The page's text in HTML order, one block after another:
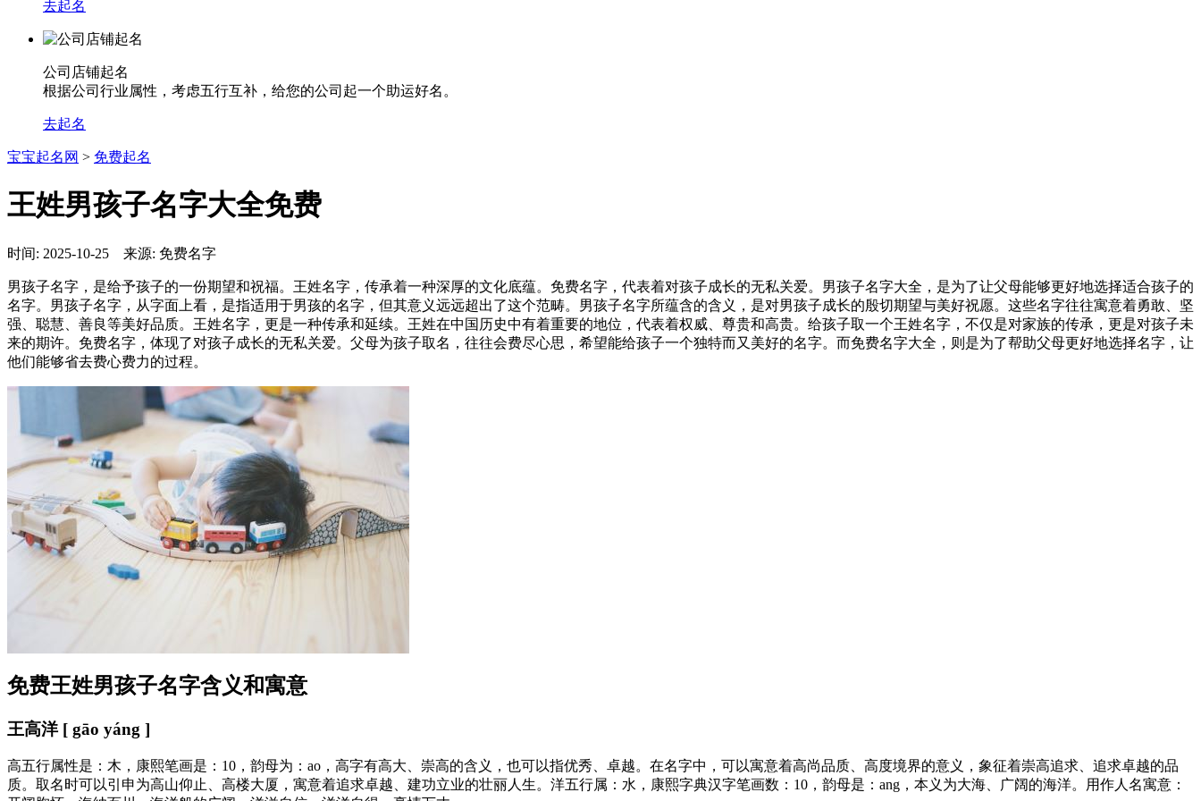
去起名
公司店铺起名
根据公司行业属性，考虑五行互补，给您的公司起一个助运好名。
去起名
宝宝起名网 > 免费起名
王姓男孩子名字大全免费
时间: 2025-10-25 来源: 免费名字
男孩子名字，是给予孩子的一份期望和祝福。王姓名字，传承着一种深厚的文化底蕴。免费名字，代表着对孩子成长的无私关爱。男孩子名字大全，是为了让父母能够更好地选择适合孩子的
名字。男孩子名字，从字面上看，是指适用于男孩的名字，但其意义远远超出了这个范畴。男孩子名字所蕴含的含义，是对男孩子成长的殷切期望与美好祝愿。这些名字往往寓意着勇敢、坚
强、聪慧、善良等美好品质。王姓名字，更是一种传承和延续。王姓在中国历史中有着重要的地位，代表着权威、尊贵和高贵。给孩子取一个王姓名字，不仅是对家族的传承，更是对孩子未
来的期许。免费名字，体现了对孩子成长的无私关爱。父母为孩子取名，往往会费尽心思，希望能给孩子一个独特而又美好的名字。而免费名字大全，则是为了帮助父母更好地选择名字，让
他们能够省去费心费力的过程。
免费王姓男孩子名字含义和寓意
王高洋 [ gāo yáng ]
高五行属性是：木，康熙笔画是：10，韵母为：ao，高字有高大、崇高的含义，也可以指优秀、卓越。在名字中，可以寓意着高尚品质、高度境界的意义，象征着崇高追求、追求卓越的品
质。取名时可以引申为高山仰止、高楼大厦，寓意着追求卓越、建功立业的壮丽人生。洋五行属：水，康熙字典汉字笔画数：10，韵母是：ang，本义为大海、广阔的海洋。用作人名寓意：